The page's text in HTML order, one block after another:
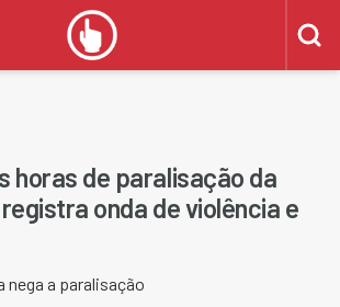
horas de paralisação da
registra onda de violência e
nega a paralisação